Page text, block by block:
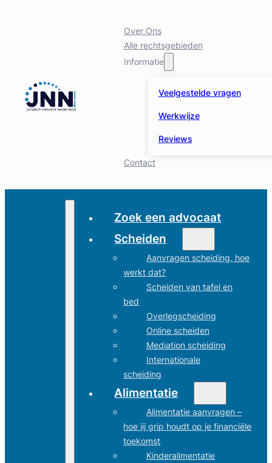
Over Ons
Alle rechtsgebieden
Informatie
Veelgestelde vragen
Werkwijze
Reviews
Contact
Zoek een advocaat
Scheiden
Aanvragen scheiding, hoe
werkt dat?
Scheiden van tafel en
bed
Overlegscheiding
Online scheiden
Mediation scheiding
Internationale
scheiding
Alimentatie
Alimentatie aanvragen –
hoe jij grip houdt op je financiële
toekomst
Kinderalimentatie